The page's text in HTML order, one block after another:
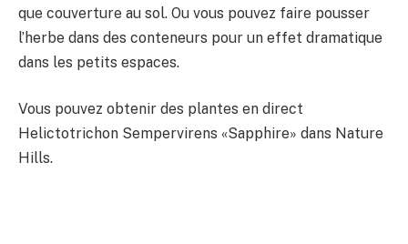
que couverture au sol. Ou vous pouvez faire pousser
l’herbe dans des conteneurs pour un effet dramatique
dans les petits espaces.
Vous pouvez obtenir des plantes en direct
Helictotrichon Sempervirens «Sapphire» dans Nature
Hills.